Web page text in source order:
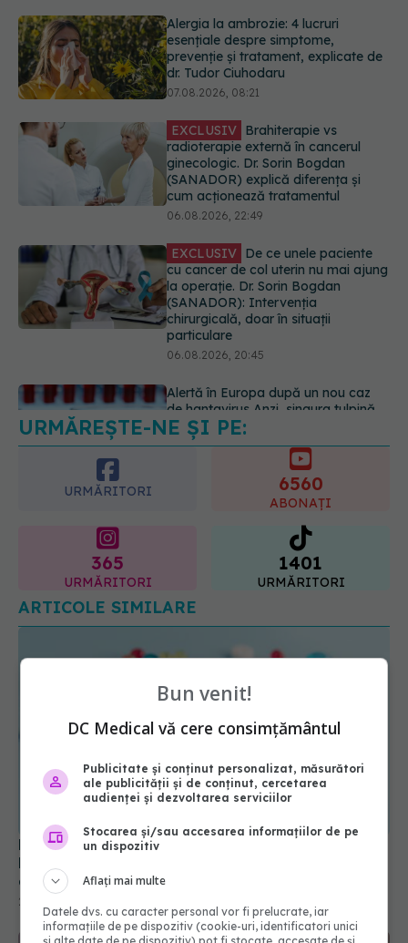
EXCLUSIV Brahiterapie vs
radioterapie externă în cancerul
ginecologic. Dr. Sorin Bogdan
(SANADOR) explică diferența și
cum acționează tratamentul
EXCLUSIV De ce unele paciente
cu cancer de col uterin nu mai ajung
la operație. Dr. Sorin Bogdan
(SANADOR): Intervenția
chirurgicală, doar în situații
06.08.2026, 20:45
Alertă în Europa după un nou caz
de hantavirus Anzi, singura tulpină
care se transmite de la om la om
06.08.2026, 20:06
Ce se întâmplă cu colesterolul când
consumăm lactate integrale?
07.08.2026, 09:12
URMĂREȘTE-NE ȘI PE:
URMĂRITORI 6560
ABONAȚI
URMĂRITORI
1401
URMĂRITORI
ARTICOLE SIMILARE
Ministerul Sănătății introduce noi medicamente în
România. Apar tratamente moderne pentru
cancer, migrenă și epilepsie
27 iul 2026, 16:17
Bun venit!
DC Medical vă cere consimțământul
Publicitate și conținut personalizat, măsurători
ale publicității și de conținut, cercetarea
audienței și dezvoltarea serviciilor
Stocarea și/sau accesarea informațiilor de pe
un dispozitiv
Aflați mai multe
Datele dvs. cu caracter personal vor fi prelucrate, iar
informațiile de pe dispozitiv (cookie-uri, identificatori unici